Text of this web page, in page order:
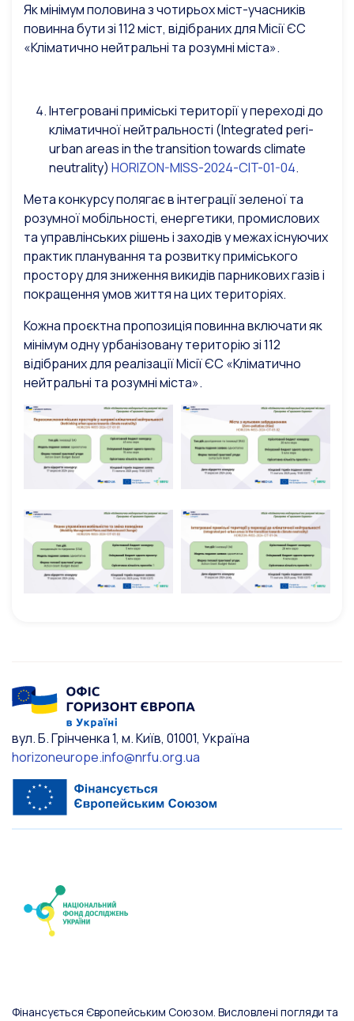
Як мінімум половина з чотирьох міст-учасників
повинна бути зі 112 міст, відібраних для Місії ЄС
«Кліматично нейтральні та розумні міста».
Інтегровані приміські території у переході до
кліматичної нейтральності (Integrated peri-
urban areas in the transition towards climate
neutrality) HORIZON-MISS-2024-CIT-01-04.
Мета конкурсу полягає в інтеграції зеленої та
розумної мобільності, енергетики, промислових
та управлінських рішень і заходів у межах існуючих
практик планування та розвитку приміського
простору для зниження викидів парникових газів і
покращення умов життя на цих територіях.
Кожна проєктна пропозиція повинна включати як
мінімум одну урбанізовану територію зі 112
відібраних для реалізації Місії ЄС «Кліматично
нейтральні та розумні міста».
вул. Б. Грінченка 1, м. Київ, 01001, Україна
horizoneurope.info@nrfu.org.ua
Фінансується Європейським Союзом. Висловлені погляди та